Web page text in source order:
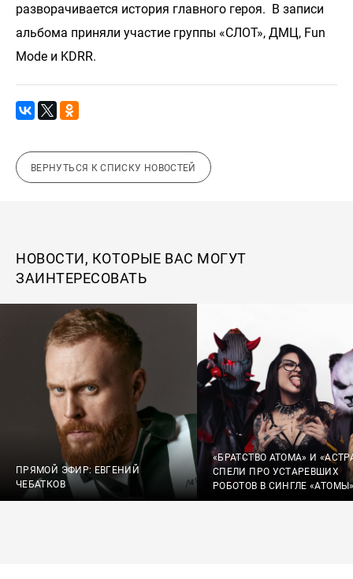
разворачивается история главного героя. В записи
альбома приняли участие группы «СЛОТ», ДМЦ, Fun
Mode и KDRR.
ВЕРНУТЬСЯ К СПИСКУ НОВОСТЕЙ
НОВОСТИ, КОТОРЫЕ ВАС МОГУТ
ЗАИНТЕРЕСОВАТЬ
ПРЯМОЙ ЭФИР: ЕВГЕНИЙ
ЧЕБАТКОВ
«БРАТСТВО АТОМА» И
СПЕЛИ ПРО УСТАРЕВШИХ
РОБОТОВ В СИНГЛЕ